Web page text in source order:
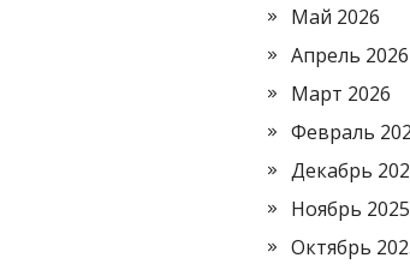
Май 2026
Апрель 2026
Март 2026
Февраль
Декабрь
Ноябрь 2025
Октябрь